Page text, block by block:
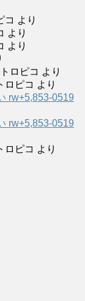
コ より
より
より
トロピコ より
ロピコ より
rw+5,853-0519
rw+5,853-0519
ロピコ より